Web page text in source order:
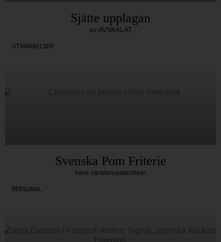
Sjätte upplagan
av AVSKALAT
UTMÄRKELSER
Svenska Pom Friterie
hem världsmästartiteln
PERSONAL